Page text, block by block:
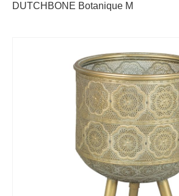
DUTCHBONE Botanique M